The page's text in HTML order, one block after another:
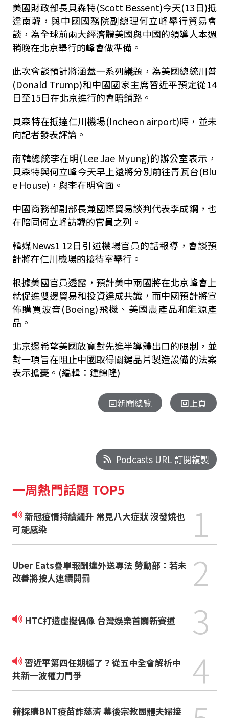
美國財政部長貝森特(Scott Bessent)今天(13日)抵
達南韓，與中國國務院副總理何立峰舉行貿易會
談，為全球前兩大經濟體美國與中國的領導人本週
稍晚在北京舉行的峰會做準備。
此次會談預計將涵蓋一系列議題，為美國總統川普
(Donald Trump)和中國國家主席習近平預定從14
日至15日在北京進行的會晤鋪路。
貝森特在抵達仁川機場(Incheon airport)時，並未
向記者發表評論。
南韓總統李在明(Lee Jae Myung)的辦公室表示，
貝森特與何立峰今天早上還將分別前往青瓦台(Blu
e House)，與李在明會面。
中國商務部副部長兼國際貿易談判代表李成鋼，也
在陪同何立峰訪韓的官員之列。
韓媒News1 12日引述機場官員的話報導，會談預
計將在仁川機場的接待室舉行。
根據美國官員透露，預計美中兩國將在北京峰會上
就促進雙邊貿易和投資達成共識，而中國預計將宣
佈購買波音(Boeing)飛機、美國農產品和能源產
品。
北京還希望美國放寬對先進半導體出口的限制，並
對一項旨在阻止中國取得關鍵晶片製造設備的法案
表示擔憂。(編輯：鍾錦隆)
回新聞總覽 回上頁
Podcasts URL 訂閱複製
一周熱門話題 TOP5
新冠疫情持續飆升 常見八大症狀 沒發燒也
可能感染
1
Uber Eats疊單報酬違外送專法 勞動部：若未
改善將按人連續開罰
2
HTC打造虛擬偶像 台灣娛樂首闢新賽道 3
習近平第四任期穩了？從五中全會解析中
共新一波權力鬥爭
4
藉採購BNT疫苗詐慈濟 幕後宗教團體夫婦接